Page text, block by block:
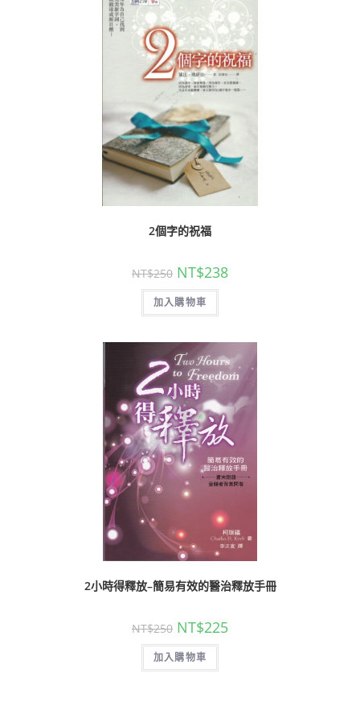
2個字的祝福
NT$250 NT$238
加入購物車
2小時得釋放–簡易有效的醫治釋放手冊
NT$250 NT$225
加入購物車